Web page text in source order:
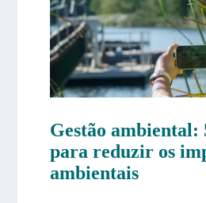
Gestão ambiental:
para reduzir os
ambientais